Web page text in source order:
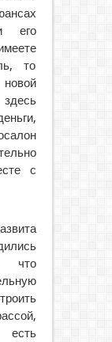
его
то
с
что
есть